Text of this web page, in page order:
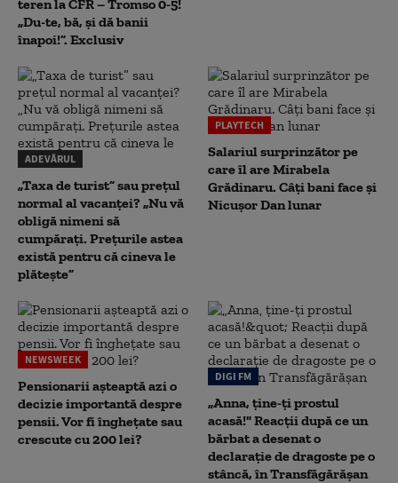
teren la CFR – Tromso 0-5!
„Du-te, bă, și dă banii
înapoi!”. Exclusiv
ADEVĂRUL
„Taxa de turist” sau prețul
normal al vacanței? „Nu vă
obligă nimeni să
cumpărați. Prețurile astea
există pentru că cineva le
plătește”
PLAYTECH
Salariul surprinzător pe
care îl are Mirabela
Grădinaru. Câţi bani face şi
Nicuşor Dan lunar
NEWSWEEK
Pensionarii așteaptă azi o
decizie importantă despre
pensii. Vor fi înghețate sau
crescute cu 200 lei?
DIGI FM
„Anna, ţine-ţi prostul
acasă!" Reacţii după ce un
bărbat a desenat o
declaraţie de dragoste pe o
stâncă, în Transfăgărăşan